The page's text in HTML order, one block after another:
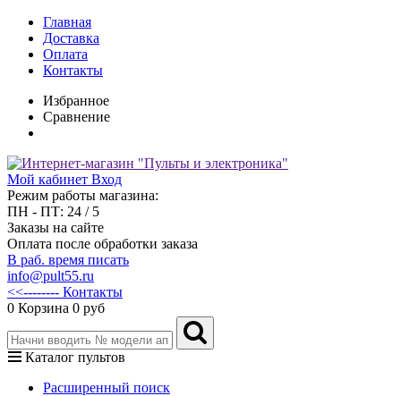
Главная
Доставка
Оплата
Контакты
Избранное
Сравнение
Мой кабинет Вход
Режим работы магазина:
ПН - ПТ: 24 / 5
Заказы на сайте
Оплата после обработки заказа
В раб. время писать
info@pult55.ru
<<-------- Контакты
0 Корзина 0 руб
Каталог пультов
Расширенный поиск